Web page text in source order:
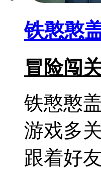
铁憨憨
冒险闯
铁憨憨
游戏多
跟着好